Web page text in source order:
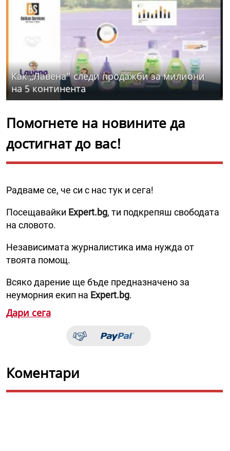
Как „Лавена” следи продажби за милиони
на 5 континента
Помогнете на новините да
достигнат до вас!
Радваме се, че си с нас тук и сега!
Посещавайки Expert.bg, ти подкрепяш свободата
на словото.
Независимата журналистика има нужда от
твоята помощ.
Всяко дарение ще бъде предназначено за
неуморния екип на Expert.bg.
Дари сега
Коментари